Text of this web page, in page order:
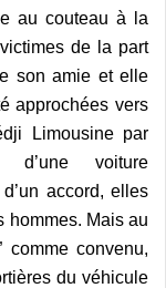
au couteau à la
de la part
son amie et elle
approchées vers
Limousine par
voiture
accord, elles
hommes. Mais au
comme convenu,
du véhicule